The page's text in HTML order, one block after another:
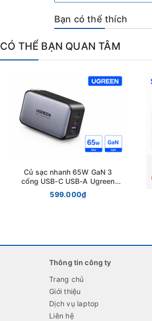
Bạn có thể thích
CÓ THỂ BẠN QUAN TÂM
Củ sạc nhanh 65W GaN 3
cổng USB-C USB-A Ugreen
10334 chính hãng
599.000₫
Thông tin công ty
Trang chủ
Giới thiệu
Dịch vụ laptop
Liên hệ